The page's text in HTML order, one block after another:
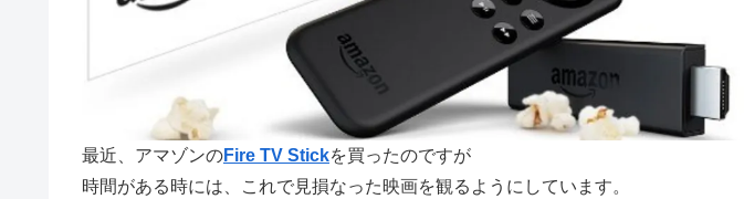
最近、アマゾンのFire TV Stickを買ったのですが
時間がある時には、これで見損なった映画を観るようにしています。